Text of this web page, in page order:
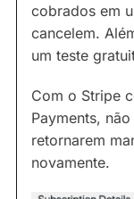
cobrados em
cancelem.
um teste
Com o Stripe
Payments,
retornarem
novamente.